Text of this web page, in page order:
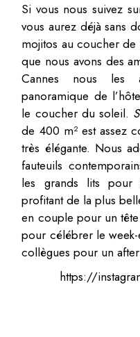
Si vous nous suivez
vous aurez déjà sans
mojitos au coucher
que nous avons des
Cannes nous les
panoramique de
le coucher du soleil.
de 400 m² est assez
très élégante. Nous
fauteuils
les grands lits
profitant de la plus
en couple pour un
pour célébrer le
collègues pour un
https://